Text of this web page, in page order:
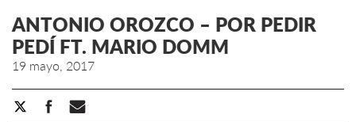
ANTONIO OROZCO – POR PEDIR
PEDÍ FT. MARIO DOMM
19 mayo, 2017